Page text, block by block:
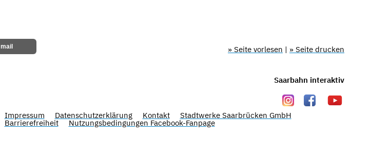
mail » Seite vorlesen | » Seite drucken
Saarbahn interaktiv
Impressum Datenschutzerklärung Kontakt Stadtwerke Saarbrücken GmbH
Barrierefreiheit Nutzungsbedingungen Facebook-Fanpage